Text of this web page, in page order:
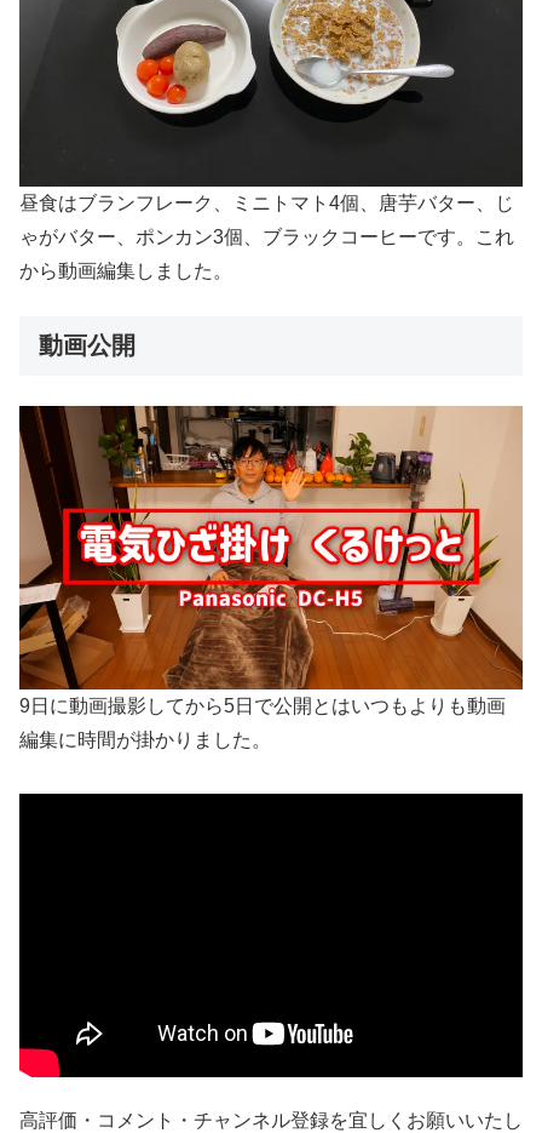
昼食はブランフレーク、ミニトマト4個、唐芋バター、じ
ゃがバター、ポンカン3個、ブラックコーヒーです。これ
から動画編集しました。
動画公開
9日に動画撮影してから5日で公開とはいつもよりも動画
編集に時間が掛かりました。
高評価・コメント・チャンネル登録を宜しくお願いいたし